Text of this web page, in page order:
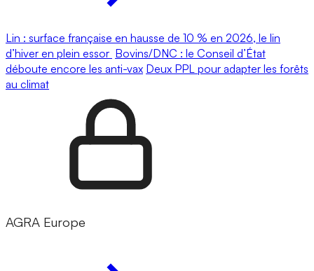
Lin : surface française en hausse de 10 % en 2026, le lin
d’hiver en plein essor Bovins/DNC : le Conseil d’État
déboute encore les anti-vax Deux PPL pour adapter les forêts
au climat
AGRA Europe